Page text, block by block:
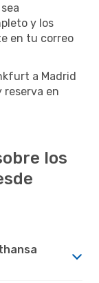
y los
en tu correo
a Madrid
en
los